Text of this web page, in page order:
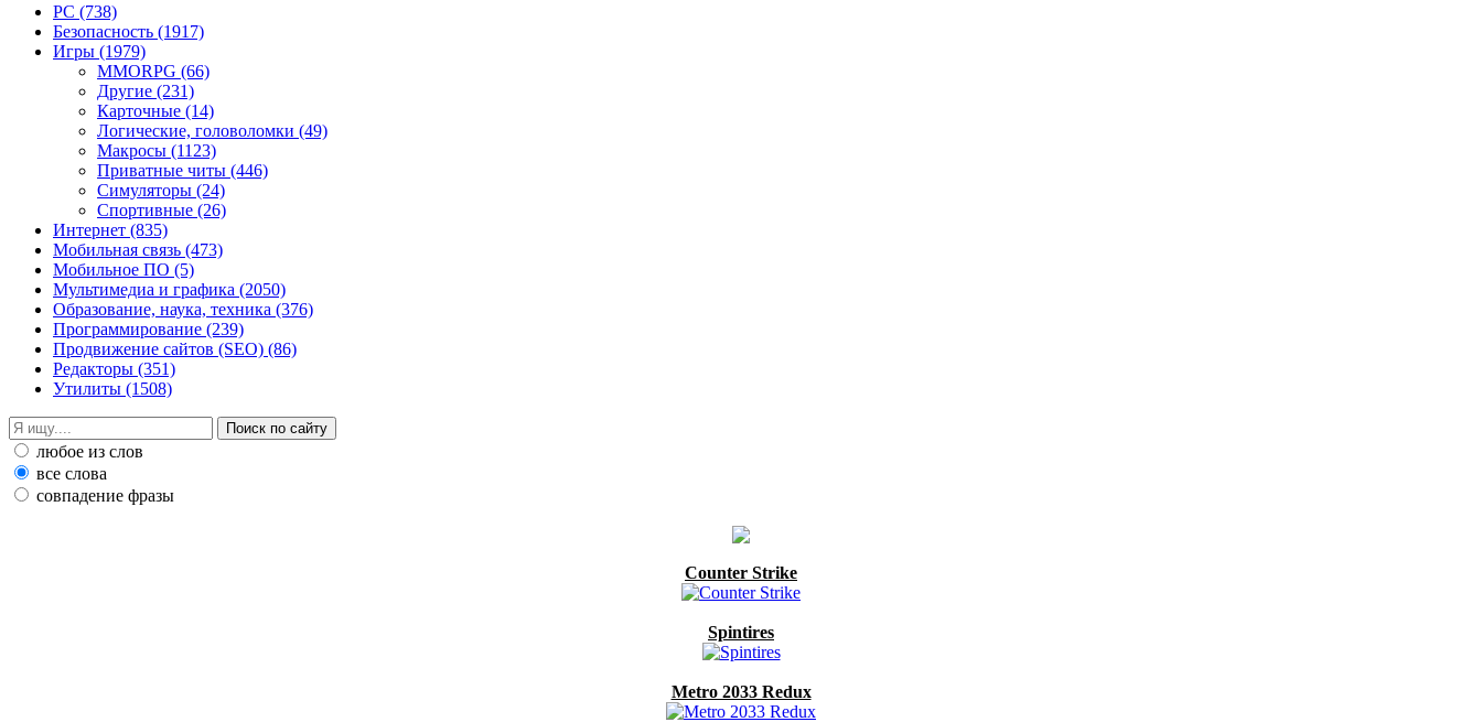
PC (738)
Безопасность (1917)
Игры (1979)
MMORPG (66)
Другие (231)
Карточные (14)
Логические, головоломки (49)
Макросы (1123)
Приватные читы (446)
Симуляторы (24)
Спортивные (26)
Интернет (835)
Мобильная связь (473)
Мобильное ПО (5)
Мультимедиа и графика (2050)
Образование, наука, техника (376)
Программирование (239)
Продвижение сайтов (SEO) (86)
Редакторы (351)
Утилиты (1508)
любое из слов
все слова
совпадение фразы
Counter Strike
Spintires
Metro 2033 Redux